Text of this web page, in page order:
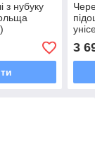
з нубуку
BP
3